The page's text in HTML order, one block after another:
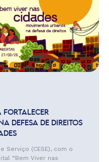
DEFESA DE DIREITOS
Serviço (CESE), com o
“Bem Viver nas